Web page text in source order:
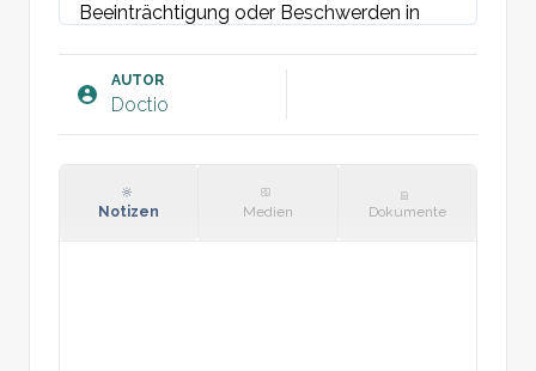
Beeinträchtigung oder Beschwerden in
Befund:
Rechter / linker Fuß: Keine
oder Fehlstellung. Keine
AUTOR
Doctio
Notizen Medien Dokumente